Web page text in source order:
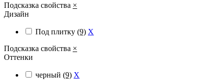
Подсказка свойства ×
Дизайн
Под плитку (9) X
Подсказка свойства ×
Оттенки
черный (9) X